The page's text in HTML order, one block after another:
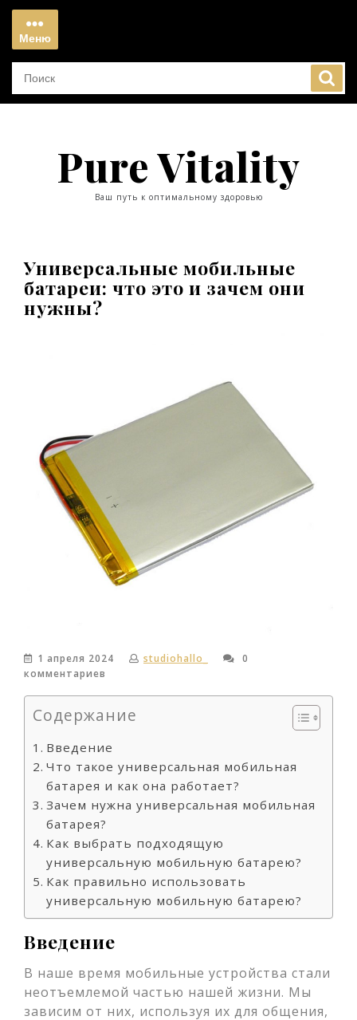
Перейти
содержимому
Меню
Меню
Pure Vitality
Ваш путь к оптимальному здоровью
Универсальные мобильные
батареи: что это и зачем они
нужны?
1 апреля 2024 studiohallo_
0
комментариев
Содержание
Введение
Что такое универсальная мобильная
батарея и как она работает?
Зачем нужна универсальная мобильная
батарея?
Как выбрать подходящую
универсальную мобильную батарею?
Как правильно использовать
универсальную мобильную батарею?
Введение
В наше время мобильные устройства стали
неотъемлемой частью нашей жизни. Мы
зависим от них, используя их для общения,